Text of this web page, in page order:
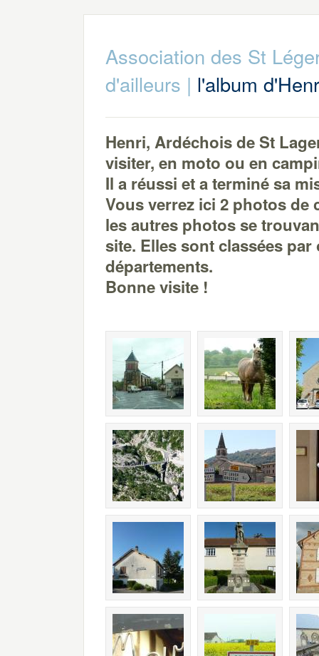
Association des St
d'ailleurs | l'album
Henri, Ardéchois de St
visiter, en moto ou en
Il a réussi et a terminé sa
Vous verrez ici 2 photos de
les autres photos se
site. Elles sont classées
départements.
Bonne visite !